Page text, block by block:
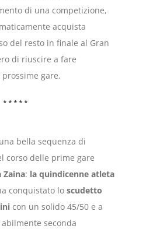
di una competizione,
acquista
del resto in finale al Gran
di riuscire a fare
gare.
*****
bella sequenza di
corso delle prime gare
Zaina: la quindicenne atleta
conquistato loscudetto
con un solido 45/50 e a
seconda